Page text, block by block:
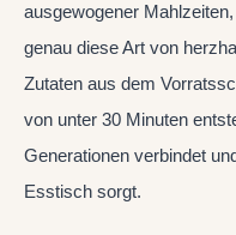
ausgewogener
genau diese Art von
Zutaten aus dem
von unter 30 Minuten
Generationen verbindet
Esstisch sorgt.